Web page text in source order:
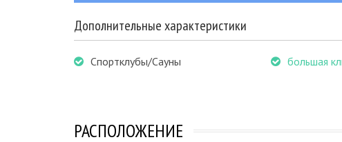
Дополнительные характеристики
Спортклубы/Сауны большая
РАСПОЛОЖЕНИЕ